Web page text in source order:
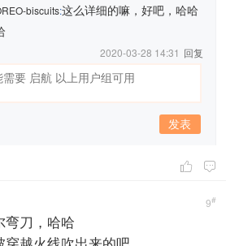
biscuits:这么详细的嘛，好吧，哈哈
2020-03-28 14:31 回复
发表
 
9#
弯刀，哈哈